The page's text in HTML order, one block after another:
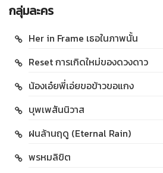
กลุ่มละคร
Her in Frame เธอในภาพนั้น
Reset การเกิดใหม่ของดวงดาว
น้องเอ๋ยพี่เอ่ยขอข้าวขอแกง
บุพเพสันนิวาส
ฝนล้านฤดู (Eternal Rain)
พรหมลิขิต